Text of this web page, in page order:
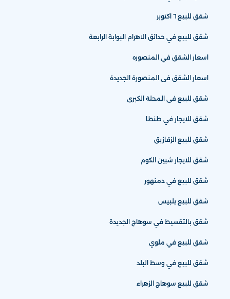
شقق للبيع ٦ اكتوبر
شقق للبيع في حدائق الاهرام البوابة الرابعة
اسعار الشقق في المنصوره
اسعار الشقق فى المنصورة الجديدة
شقق للبيع فى المحلة الكبرى
شقق للايجار في طنطا
شقق للبيع الزقازيق
شقق للايجار شبين الكوم
شقق للبيع في دمنهور
شقق للبيع بلبيس
شقق بالتقسيط في سوهاج الجديدة
شقق للبيع في ملوي
شقق للبيع في وسط البلد
شقق للبيع سوهاج الزهراء